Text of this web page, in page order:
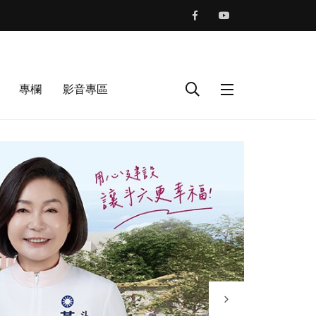
專欄 影音專區